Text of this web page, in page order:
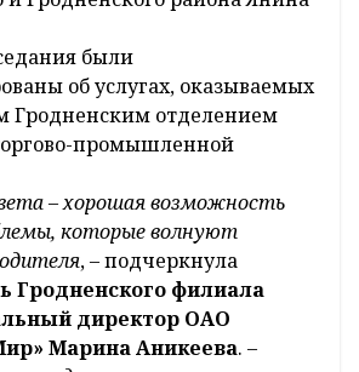
были
об услугах, оказываемых
Гродненским отделением
промышленной
– хорошая возможность
которые волнуют
, – подчеркнула
Гродненского филиала
директор ОАО
Марина Аникеева. –